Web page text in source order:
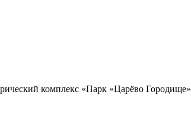
комплекс «Парк «Царёво Городище»